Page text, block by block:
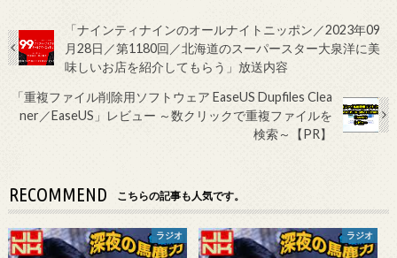
「ナインティナインのオールナイトニッポン／2023年09
月28日／第1180回／北海道のスーパースター大泉洋に美
味しいお店を紹介してもらう」放送内容
「重複ファイル削除用ソフトウェア EaseUS Dupfiles Clea
ner／EaseUS」レビュー ～数クリックで重複ファイルを
検索～【PR】
RECOMMEND こちらの記事も人気です。
ラジオ ラジオ